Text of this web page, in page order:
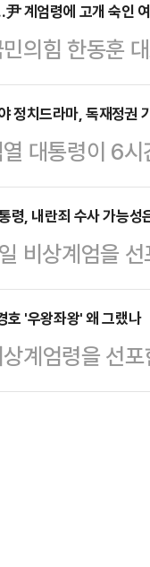
은 이를 해
더불어민주당
시 해제를 결
대국민 특별담
마련됐을 것
계엄령에 고개 숙인
의힘 한동훈
대해 사과와 유
여, 조속히 계
해제 결의안
대단히 유감스
은) 실질적인
해서 군경이 공
법한…
정치드라마, 독재정권
대통령이 6
과 향후 정치
대통령이 몇
울에서 거리로
관련해 “아시
을 초래했으며
올리게 했다”
…
령, 내란죄 수사 가능
비상계엄을
윤 대통령을
"국회의 계
폐쇄해 고유
것이다. 내란
'우왕좌왕' 왜 그랬나
계엄령을 선
경호 국민의힘